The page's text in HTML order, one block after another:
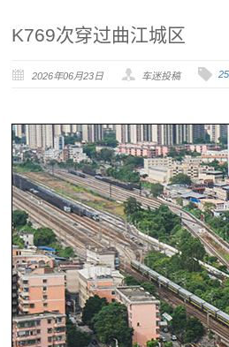
K769次穿过曲江城区
2026年06月23日 车迷投稿